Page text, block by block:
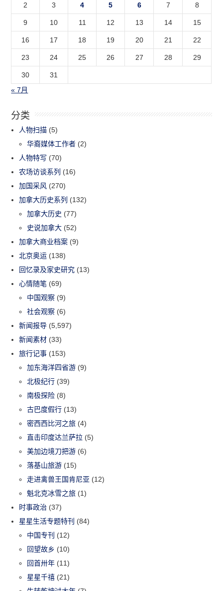
2 3 4 5 6 7 8
9 10 11 12 13 14 15
16 17 18 19 20 21 22
23 24 25 26 27 28 29
30
31
« 7月
分类
人物扫描 (5)
华裔媒体工作者 (2)
人物特写 (70)
农场访谈系列 (16)
加国采风 (270)
加拿大历史系列 (132)
加拿大历史 (77)
史说加拿大 (52)
加拿大商业档案 (9)
北京奥运 (138)
回忆录及家史研究 (13)
心情随笔 (69)
中国观察 (9)
社会观察 (6)
新闻报导 (5,597)
新闻素材 (33)
旅行记事 (153)
加东海洋四省游 (9)
北极纪行 (39)
南极探险 (8)
古巴度假行 (13)
密西西比河之旅 (4)
直击印度达兰萨拉 (5)
美加边境刀把游 (6)
落基山旅游 (15)
走进禽兽王国肯尼亚 (12)
魁北克冰雪之旅 (1)
时事政治 (37)
星星生活专题特刊 (84)
中国专刊 (12)
回望故乡 (10)
回首卅年 (11)
星星千禧 (21)